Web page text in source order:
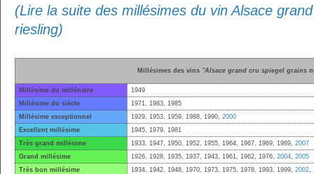
(Lire la suite des millésimes du vin Alsace
riesling)
Millésimes des vins "Alsace grand cru spiegel grains
Millésime du millénaire
1949
Millésime du siècle
1971, 1983, 1985
Millésime exceptionnel
1929, 1953, 1959, 1988, 1990, 2000
Excellent millésime
1945, 1979, 1981
Très grand millésime
1933, 1947, 1950, 1952, 1955, 1964, 1967, 1969, 1989, 2007
Grand millésime
1926, 1928, 1935, 1937, 1943, 1961, 1962, 1976, 2004, 2005
Très bon millésime
1934, 1942, 1948, 1970, 1973, 1975, 1978, 1993, 1999, 2002,